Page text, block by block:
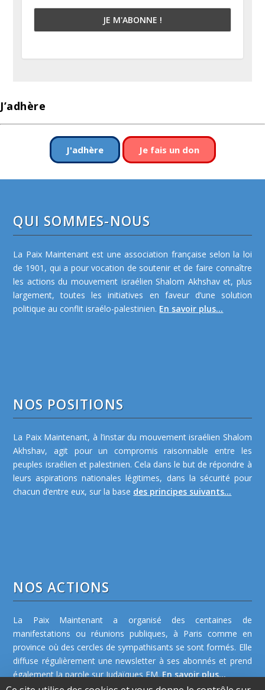
J’adhère
J'adhère Je fais un don
QUI SOMMES-NOUS
La Paix Maintenant est une association française selon la loi
de 1901, qui a pour vocation de soutenir et de faire connaître
les actions du mouvement israélien Shalom Akhshav et, plus
largement, toutes les initiatives en faveur d’une solution
politique au conflit israélo-palestinien. En savoir plus...
NOS POSITIONS
La Paix Maintenant, à l’instar du mouvement israélien Shalom
Akhshav, agit pour un compromis raisonnable entre les
peuples israélien et palestinien. Cela dans le but de répondre à
leurs aspirations nationales légitimes, dans la sécurité pour
chacun d’entre eux, sur la base des principes suivants...
NOS ACTIONS
La Paix Maintenant a organisé des centaines de
manifestations ou réunions publiques, à Paris comme en
province où des cercles de sympathisants se sont formés. Elle
diffuse régulièrement une newsletter à ses abonnés et prend
également la parole sur Judaïques FM.En savoir plus...